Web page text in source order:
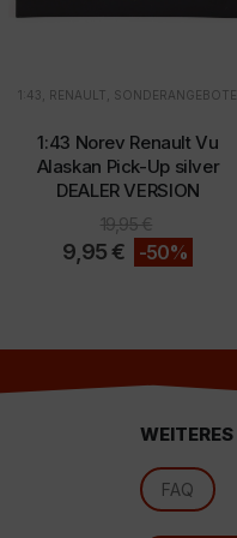
1:43 RENAULT SONDERANGEBOTE
1:43 Norev Renault Vu
Alaskan Pick-Up silver
DEALER VERSION
19,95€
9,95€ -50%
WEITERES
FAQ